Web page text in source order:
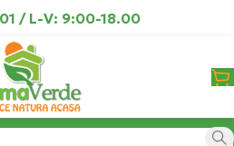
/ L-V: 9:00-18.00